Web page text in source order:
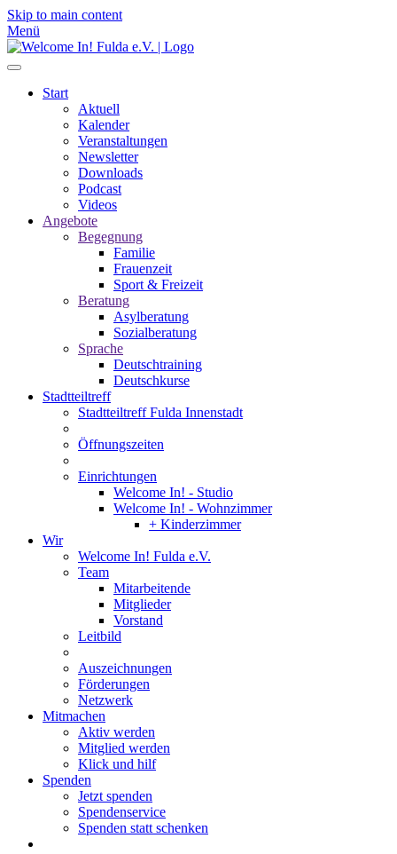
Skip to main content
Menü
Start
Aktuell
Kalender
Veranstaltungen
Newsletter
Downloads
Podcast
Videos
Angebote
Begegnung
Familie
Frauenzeit
Sport & Freizeit
Beratung
Asylberatung
Sozialberatung
Sprache
Deutschtraining
Deutschkurse
Stadtteiltreff
Stadtteiltreff Fulda Innenstadt
Öffnungszeiten
Einrichtungen
Welcome In! - Studio
Welcome In! - Wohnzimmer
+ Kinderzimmer
Wir
Welcome In! Fulda e.V.
Team
Mitarbeitende
Mitglieder
Vorstand
Leitbild
Auszeichnungen
Förderungen
Netzwerk
Mitmachen
Aktiv werden
Mitglied werden
Klick und hilf
Spenden
Jetzt spenden
Spendenservice
Spenden statt schenken